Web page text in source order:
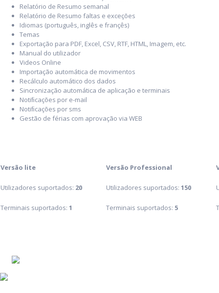
Relatório de Resumo semanal
Relatório de Resumo faltas e exceções
Idiomas (português, inglês e françês)
Temas
Exportação para PDF, Excel, CSV, RTF, HTML, Imagem, etc.
Manual do utilizador
Videos Online
Importação automática de movimentos
Recálculo automático dos dados
Sincronização automática de aplicação e terminais
Notiﬁcações por e-mail
Notiﬁcações por sms
Gestão de férias com aprovação via WEB
Versão lite Versão Professional
Utilizadores suportados: 20 Utilizadores suportados: 150
Terminais suportados: 1 Terminais suportados: 5